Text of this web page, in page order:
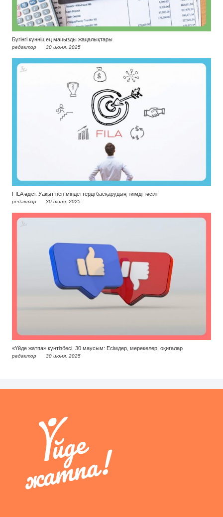
Бүгінгі күннің ең маңызды жаңалықтары
редактор 30 июня, 2025
FILA әдісі: Уақыт пен міндеттерді басқарудың тиімді тәсілі
редактор 30 июня, 2025
«Үйде жатпа» күнтізбесі. 30 маусым: Есімдер, мерекелер, оқиғалар
редактор 30 июня, 2025